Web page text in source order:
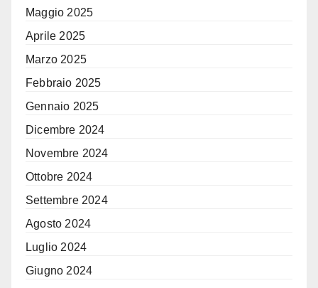
Maggio 2025
Aprile 2025
Marzo 2025
Febbraio 2025
Gennaio 2025
Dicembre 2024
Novembre 2024
Ottobre 2024
Settembre 2024
Agosto 2024
Luglio 2024
Giugno 2024